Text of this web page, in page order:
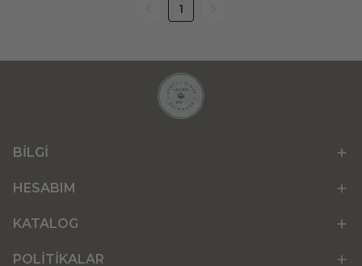
1
BİLGİ
HESABIM
KATALOG
POLİTİKALAR